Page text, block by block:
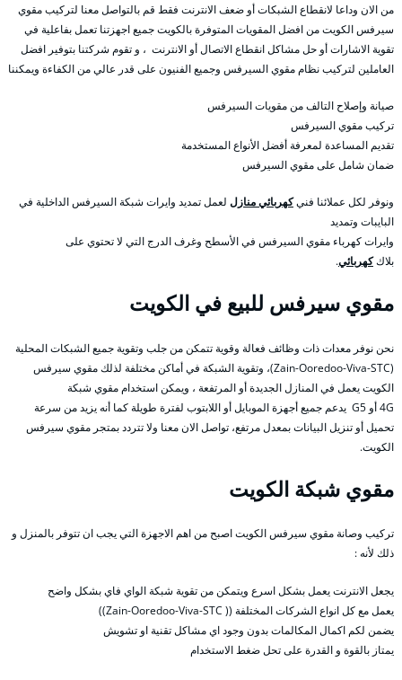
من الان وداعا لانقطاع الشبكات أو ضعف الانترنت فقط قم بالتواصل معنا لتركيب مقوي
سيرفس الكويت من افضل المقويات المتوفرة بالكويت جميع اجهزتنا تعمل بفاعلية في
تقوية الاشارات أو حل مشاكل انقطاع الاتصال أو الانترنت ، و تقوم شركتنا بتوفير افضل
العاملين لتركيب نظام مقوي السيرفس وجميع الفنيون على قدر عالي من الكفاءة ويمكننا
صيانة وإصلاح التالف من مقويات السيرفس
تركيب مقوي السيرفس
تقديم المساعدة لمعرفة أفضل الأنواع المستخدمة
ضمان شامل على مقوي السيرفس
ونوفر لكل عملائنا فنيكهربائي منازل لعمل تمديد وايرات شبكة السيرفس الداخلية في
البايبات وتمديد
وايرات كهرباء مقوي السيرفس في الأسطح وغرف الدرج التي لا تحتوي على
بلاككهربائي.
مقوي سيرفس للبيع في الكويت
نحن نوفر معدات ذات وظائف فعالة وقوية تتمكن من جلب وتقوية جميع الشبكات المحلية
(Zain-Ooredoo-Viva-STC)، وتقوية الشبكة في أماكن مختلفة لذلك مقوي سيرفس
الكويت يعمل في المنازل الجديدة أو المرتفعة ، ويمكن استخدام مقوي شبكة
4G أو G5 يدعم جميع أجهزة الموبايل أو اللابتوب لفترة طويلة كما أنه يزيد من سرعة
تحميل أو تنزيل البيانات بمعدل مرتفع، تواصل الان معنا ولا تتردد بمتجر مقوي سيرفس
الكويت.
مقوي شبكة الكويت
تركيب وصانة مقوي سيرفس الكويت اصبح من اهم الاجهزة التي يجب ان تتوفر بالمنزل و
ذلك لأنه :
يجعل الانترنت يعمل بشكل اسرع ويتمكن من تقوية شبكة الواي فاي بشكل واضح
يعمل مع كل انواع الشركات المختلفة (( Zain-Ooredoo-Viva-STC))
يضمن لكم اكمال المكالمات بدون وجود اي مشاكل تقنية او تشويش
يمتاز بالقوة و القدرة على تحل ضغط الاستخدام